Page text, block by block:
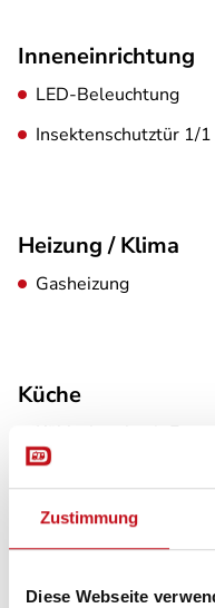
Zustimmung
Diese Webseite
Inneneinrichtung
LED-Beleuchtung
Insektenschutztür 1/1
Heizung / Klima
Gasheizung
Küche
AES-Kühlschrank
3-Flammkocher